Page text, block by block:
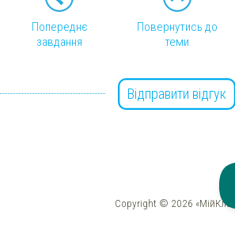
Попереднє
завдання
Повернутись до
теми
Відправити відгук
Copyright © 2026 «МійКлас»